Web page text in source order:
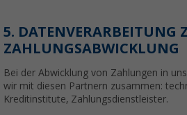
5. DATENVERARBEITUNG
ZAHLUNGSABWICKLUNG
Bei der Abwicklung von Zahlungen in
wir mit diesen Partnern zusammen:
Kreditinstitute, Zahlungsdienstleister.